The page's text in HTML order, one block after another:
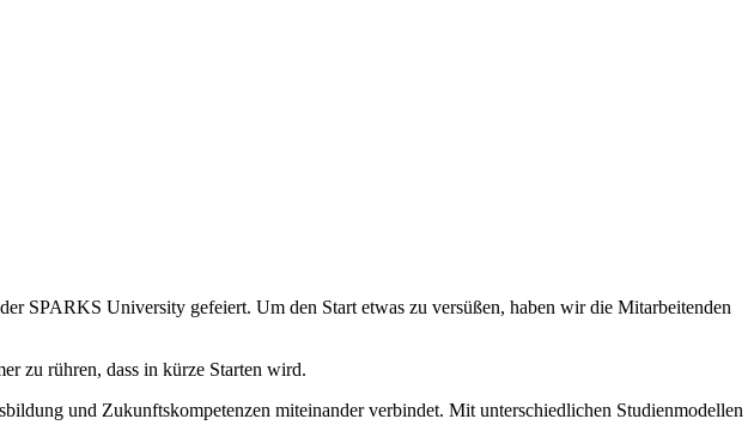
SPARKS University gefeiert. Um den Start etwas zu versüßen, haben wir die Mitarbeitenden
zu rühren, dass in kürze Starten wird.
und Zukunftskompetenzen miteinander verbindet. Mit unterschiedlichen Studienmodellen